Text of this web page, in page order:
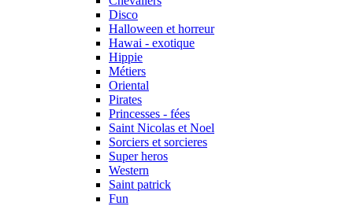
Disco
Halloween et horreur
Hawai - exotique
Hippie
Métiers
Oriental
Pirates
Princesses - fées
Saint Nicolas et Noel
Sorciers et sorcieres
Super heros
Western
Saint patrick
Fun